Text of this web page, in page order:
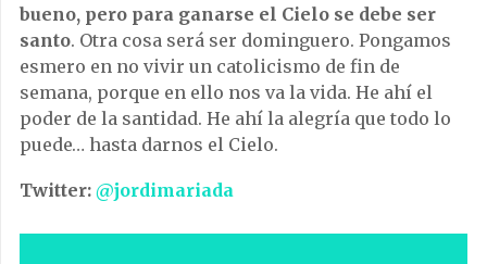
bueno, pero para ganarse el Cielo se debe ser
santo. Otra cosa será ser dominguero. Pongamos
esmero en no vivir un catolicismo de fin de
semana, porque en ello nos va la vida. He ahí el
poder de la santidad. He ahí la alegría que todo lo
puede… hasta darnos el Cielo.
Twitter: @jordimariada